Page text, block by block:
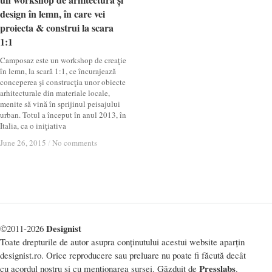
design în lemn, în care vei
proiecta & construi la scara
1:1
Camposaz este un workshop de creaţie
în lemn, la scară 1:1, ce încurajează
conceperea şi construcţia unor obiecte
arhitecturale din materiale locale,
menite să vină în sprijinul peisajului
urban. Totul a început în anul 2013, în
Italia, ca o iniţiativa
June 26, 2015 / No comments
design în lemn, în care vei
proiecta & construi la scara
1:1
June 26, 2015 / No comments
©2011-2026 Designist
Toate drepturile de autor asupra conținutului acestui website aparțin
designist.ro. Orice reproducere sau preluare nu poate fi făcută decât
cu acordul nostru și cu menționarea sursei. Găzduit de Presslabs.